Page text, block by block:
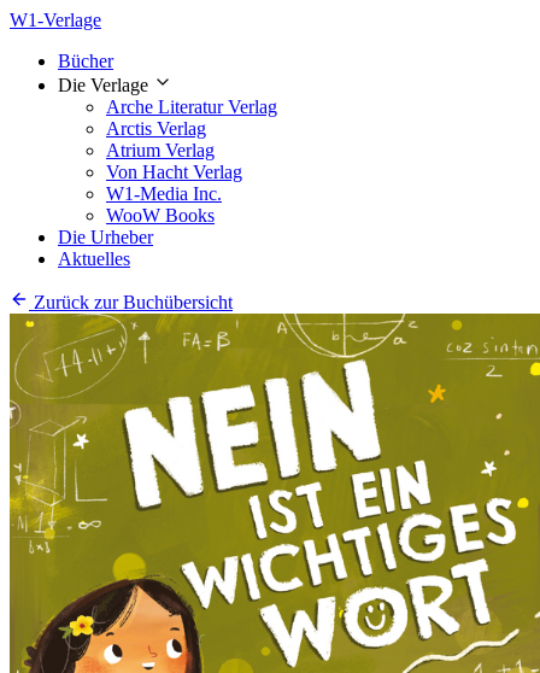
W1-Verlage
Bücher
Die Verlage
Arche Literatur Verlag
Arctis Verlag
Atrium Verlag
Von Hacht Verlag
W1-Media Inc.
WooW Books
Die Urheber
Aktuelles
Zurück zur Buchübersicht